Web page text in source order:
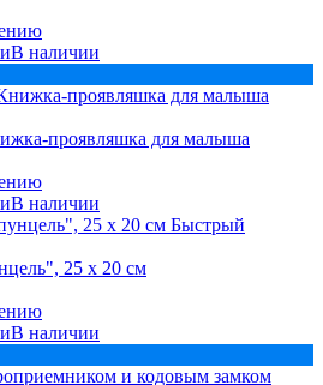
В наличии
проявляшка для малыша
В наличии
Быстрый
25 х 20 см
В наличии